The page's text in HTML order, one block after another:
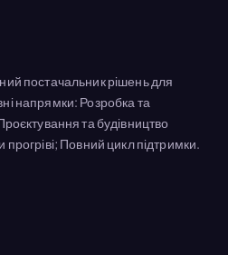
постачальник рішень для
напрямки: Розробка та
та будівництво
Повний цикл підтримки.